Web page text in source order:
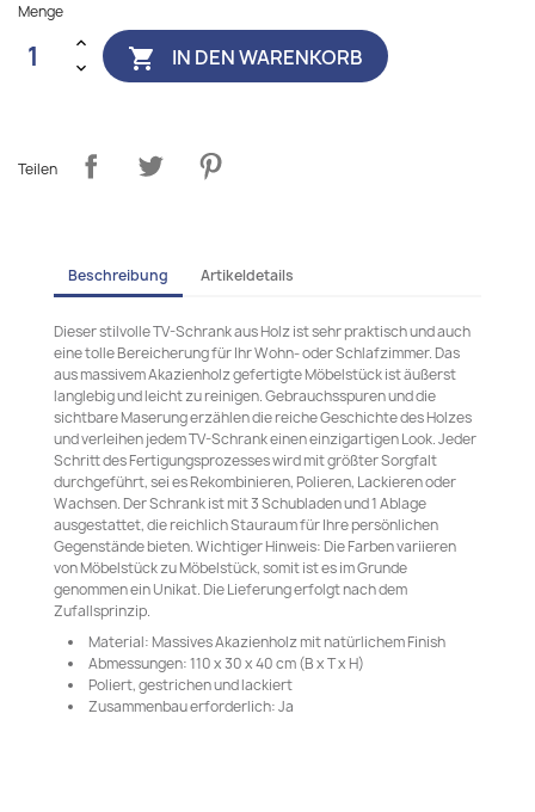
Menge
 IN DEN WARENKORB
Teilen
Beschreibung Artikeldetails
Dieser stilvolle TV-Schrank aus Holz ist sehr praktisch und auch
eine tolle Bereicherung für Ihr Wohn- oder Schlafzimmer. Das
aus massivem Akazienholz gefertigte Möbelstück ist äußerst
langlebig und leicht zu reinigen. Gebrauchsspuren und die
sichtbare Maserung erzählen die reiche Geschichte des Holzes
und verleihen jedem TV-Schrank einen einzigartigen Look. Jeder
Schritt des Fertigungsprozesses wird mit größter Sorgfalt
durchgeführt, sei es Rekombinieren, Polieren, Lackieren oder
Wachsen. Der Schrank ist mit 3 Schubladen und 1 Ablage
ausgestattet, die reichlich Stauraum für Ihre persönlichen
Gegenstände bieten. Wichtiger Hinweis: Die Farben variieren
von Möbelstück zu Möbelstück, somit ist es im Grunde
genommen ein Unikat. Die Lieferung erfolgt nach dem
Zufallsprinzip.
Material: Massives Akazienholz mit natürlichem Finish
Abmessungen: 110 x 30 x 40 cm (B x T x H)
Poliert, gestrichen und lackiert
Zusammenbau erforderlich: Ja